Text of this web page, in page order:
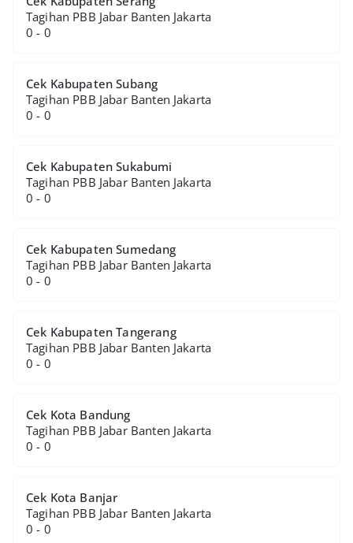
Tagihan PBB Jabar Banten Jakarta
0 - 0
Cek Kabupaten Subang
Tagihan PBB Jabar Banten Jakarta
0 - 0
Cek Kabupaten Sukabumi
Tagihan PBB Jabar Banten Jakarta
0 - 0
Cek Kabupaten Sumedang
Tagihan PBB Jabar Banten Jakarta
0 - 0
Cek Kabupaten Tangerang
Tagihan PBB Jabar Banten Jakarta
0 - 0
Cek Kota Bandung
Tagihan PBB Jabar Banten Jakarta
0 - 0
Cek Kota Banjar
Tagihan PBB Jabar Banten Jakarta
0 - 0